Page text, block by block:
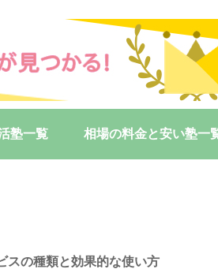
塾一覧 相場の料金と安い塾一
スの種類と効果的な使い方